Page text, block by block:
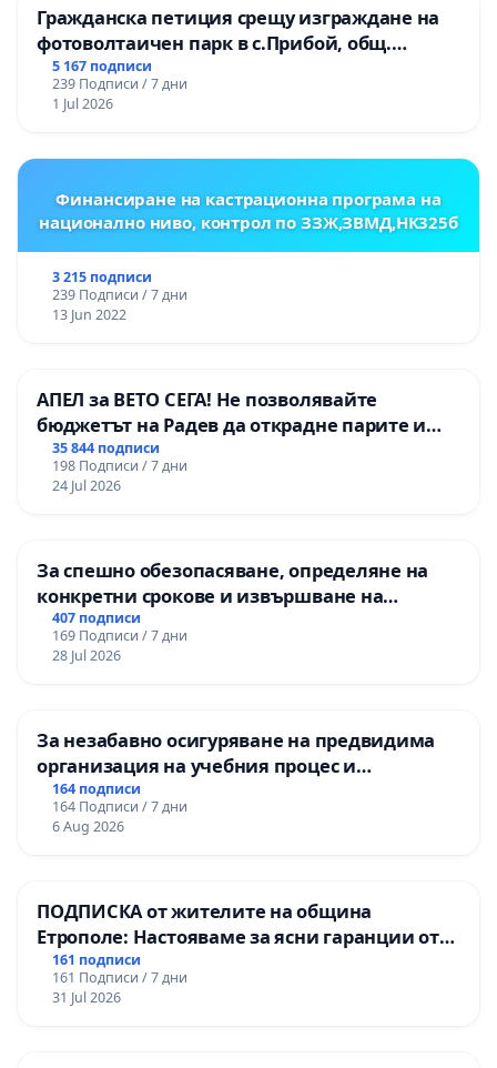
Гражданска петиция срещу изграждане на
фотоволтаичен парк в с.Прибой, общ.
Радомир
5 167 подписи
239 Подписи / 7 дни
1 Jul 2026
Финансиране на кастрационна програма на
национално ниво, контрол по ЗЗЖ,ЗВМД,НК325б
3 215 подписи
239 Подписи / 7 дни
13 Jun 2022
АПЕЛ за ВЕТО СЕГА! Не позволявайте
бюджетът на Радев да открадне парите и
правата ни в тъмното
35 844 подписи
198 Подписи / 7 дни
24 Jul 2026
За спешно обезопасяване, определяне на
конкретни срокове и извършване на
цялостна рехабилитация на
републиканския път между пътен възел АМ
„Тракия“ - гр. Ихтиман - с. Мирово - к.к.
407 подписи
169 Подписи / 7 дни
28 Jul 2026
За незабавно осигуряване на предвидима
организация на учебния процес и
гарантиране на правото на равнопоставено
и качествено образование на учениците от
ОУ „Княз Александър I“ и Хуманитарна
164 подписи
164 Подписи / 7 дни
6 Aug 2026
ПОДПИСКА от жителите на община
Етрополе: Настояваме за ясни гаранции от
“Елаците-МЕД” АД и от държавата, че ще се
изпълнят всички екологични норми!
161 подписи
161 Подписи / 7 дни
31 Jul 2026